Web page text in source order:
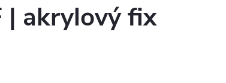
| akrylový fix